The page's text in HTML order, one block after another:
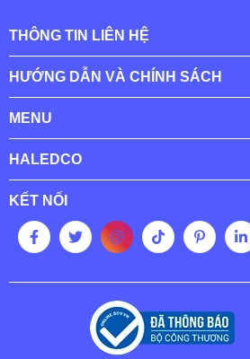
THÔNG TIN LIÊN HỆ
HƯỚNG DẪN VÀ CHÍNH SÁCH
MENU
HALEDCO
KẾT NỐI